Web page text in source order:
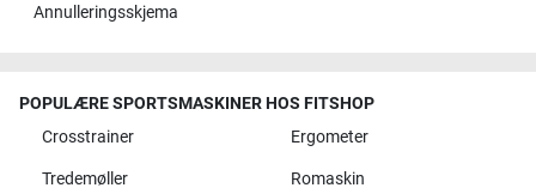
Annulleringsskjema
POPULÆRE SPORTSMASKINER HOS FITSHOP
Crosstrainer
Ergometer
Tredemøller Romaskin